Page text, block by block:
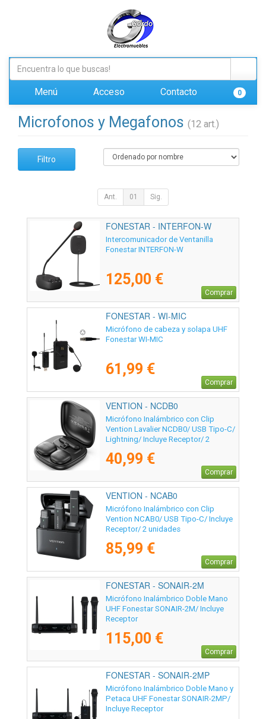
Menú Acceso Contacto 0
Microfonos y Megafonos (12 art.)
Filtro
Ant. 01 Sig.
FONESTAR - INTERFON-W
Intercomunicador de Ventanilla
Fonestar INTERFON-W
125,00 €
Comprar
FONESTAR - WI-MIC
Micrófono de cabeza y solapa UHF
Fonestar WI-MIC
61,99 €
Comprar
VENTION - NCDB0
Micrófono Inalámbrico con Clip
Vention Lavalier NCDB0/ USB Tipo-C/
Lightning/ Incluye Receptor/ 2
40,99 €
Comprar
VENTION - NCAB0
Micrófono Inalámbrico con Clip
Vention NCAB0/ USB Tipo-C/ Incluye
Receptor/ 2 unidades
85,99 €
Comprar
FONESTAR - SONAIR-2M
Micrófono Inalámbrico Doble Mano
UHF Fonestar SONAIR-2M/ Incluye
Receptor
115,00 €
Comprar
FONESTAR - SONAIR-2MP
Micrófono Inalámbrico Doble Mano y
Petaca UHF Fonestar SONAIR-2MP/
Incluye Receptor